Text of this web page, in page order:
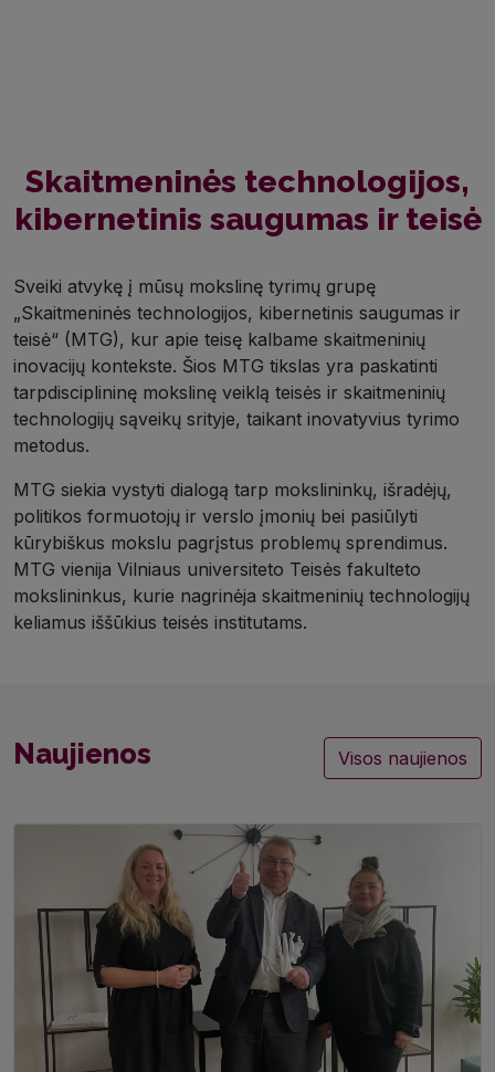
Skaitmeninės technologijos,
kibernetinis saugumas ir teisė
Sveiki atvykę į mūsų mokslinę tyrimų grupę
„Skaitmeninės technologijos, kibernetinis saugumas ir
teisė“ (MTG), kur apie teisę kalbame skaitmeninių
inovacijų kontekste. Šios MTG tikslas yra paskatinti
tarpdisciplininę mokslinę veiklą teisės ir skaitmeninių
technologijų sąveikų srityje, taikant inovatyvius tyrimo
metodus.
MTG siekia vystyti dialogą tarp mokslininkų, išradėjų,
politikos formuotojų ir verslo įmonių bei pasiūlyti
kūrybiškus mokslu pagrįstus problemų sprendimus.
MTG vienija Vilniaus universiteto Teisės fakulteto
mokslininkus, kurie nagrinėja skaitmeninių technologijų
keliamus iššūkius teisės institutams.
Naujienos Visos naujienos